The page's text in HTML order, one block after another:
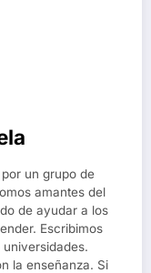
un grupo de
amantes del
de ayudar a los
Escribimos
la enseñanza. Si